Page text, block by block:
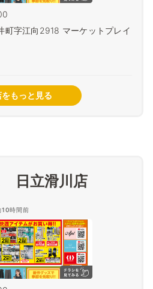
町字江向2918 マーケットプレイ
をもっと見る
日立滑川店
時間前